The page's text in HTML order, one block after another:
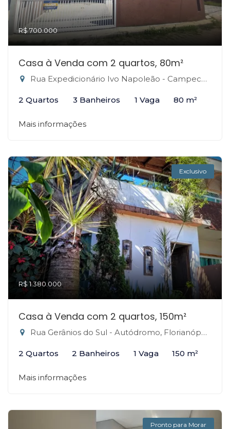
R$ 700.000
Casa à Venda com 2 quartos, 80m²
Rua Expedicionário Ivo Napoleão - Campeche, Florianópolis-SC
2 Quartos 3 Banheiros 1 Vaga 80 m²
Mais informações
Exclusivo
R$ 1.380.000
Casa à Venda com 2 quartos, 150m²
Rua Gerânios do Sul - Autódromo, Florianópolis-SC
2 Quartos 2 Banheiros 1 Vaga 150 m²
Mais informações
Pronto para Morar